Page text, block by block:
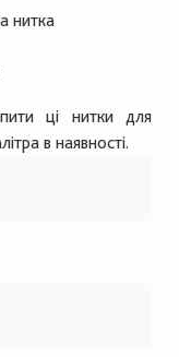
нитка
ці нитки для
в наявності.